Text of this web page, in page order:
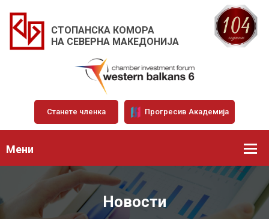
СТОПАНСКА КОМОРА
НА СЕВЕРНА МАКЕДОНИЈА
Станете членка Прогресив Академија
Мени
Новости